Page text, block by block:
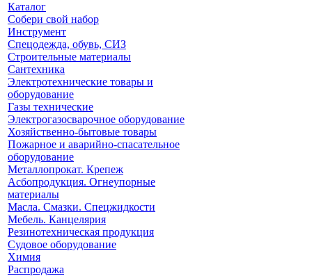
Каталог
Собери свой набор
Инструмент
Спецодежда, обувь, СИЗ
Строительные материалы
Сантехника
Электротехнические товары и
оборудование
Газы технические
Электрогазосварочное оборудование
Хозяйственно-бытовые товары
Пожарное и аварийно-спасательное
оборудование
Металлопрокат. Крепеж
Асбопродукция. Огнеупорные
материалы
Масла. Смазки. Спецжидкости
Мебель. Канцелярия
Резинотехническая продукция
Судовое оборудование
Химия
Распродажа